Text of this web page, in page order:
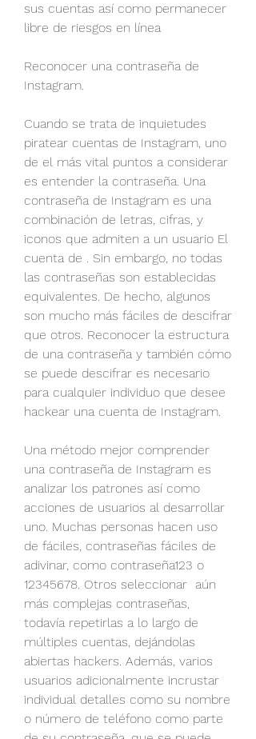
sus cuentas así como permanecer
libre de riesgos en línea
Reconocer una contraseña de
Instagram.
Cuando se trata de inquietudes
piratear cuentas de Instagram, uno
de el más vital puntos a considerar
es entender la contraseña. Una
contraseña de Instagram es una
combinación de letras, cifras, y
iconos que admiten a un usuario El
cuenta de . Sin embargo, no todas
las contraseñas son establecidas
equivalentes. De hecho, algunos
son mucho más fáciles de descifrar
que otros. Reconocer la estructura
de una contraseña y también cómo
se puede descifrar es necesario
para cualquier individuo que desee
hackear una cuenta de Instagram.
Una método mejor comprender
una contraseña de Instagram es
analizar los patrones así como
acciones de usuarios al desarrollar
uno. Muchas personas hacen uso
de fáciles, contraseñas fáciles de
adivinar, como contraseña123 o
12345678. Otros seleccionar  aún
más complejas contraseñas,
todavía repetirlas a lo largo de
múltiples cuentas, dejándolas
abiertas hackers. Además, varios
usuarios adicionalmente incrustar
individual detalles como su nombre
o número de teléfono como parte